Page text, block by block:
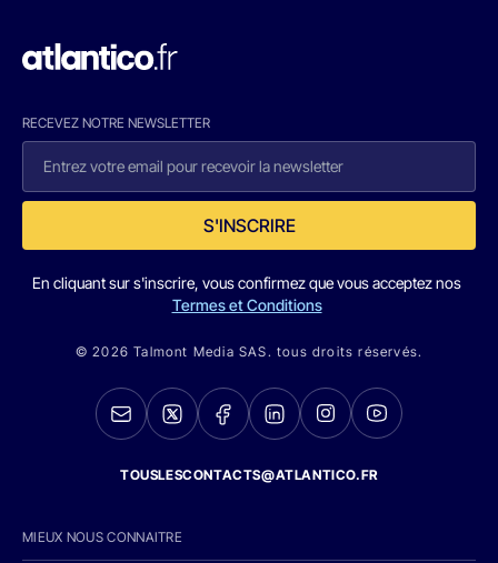
RECEVEZ NOTRE NEWSLETTER
S'INSCRIRE
En cliquant sur s'inscrire, vous confirmez que vous acceptez nos
Termes et Conditions
© 2026 Talmont Media SAS. tous droits réservés.
TOUSLESCONTACTS@ATLANTICO.FR
MIEUX NOUS CONNAITRE